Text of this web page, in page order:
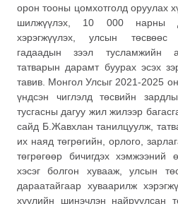
орон тооны цомхотголд оруулах
шилжүүлэх, 10 000 нарны
хэрэгжүүлэх, улсын төсвөөс
гадаадын зээл тусламжийн
татварын дарамт буурах эсэх
тавив. Монгол Улсыг 2021-2025
үндсэн чиглэлд төсвийн
тусгасны дагуу жил жилээр
сайд Б.Жавхлан танилцуулж,
их наяд төгрөгийн, орлого,
төгрөгөөр бичигдэх хэмжээний
хэсэг болгон хувааж, улсын
дараатайгаар хуваарилж
хуулийн шинэчлэн найруулсан